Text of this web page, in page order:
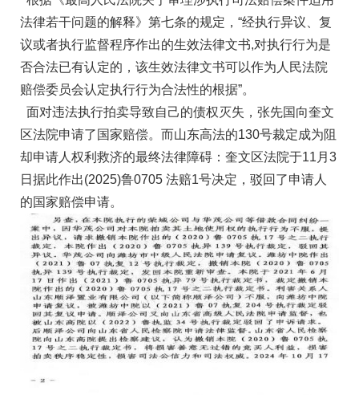
法律若干问题的解释》第七条的规定，“经执行异议、复
议或者执行监督程序作出的生效法律文书,对执行行为是
否合法已有认定的，该生效法律文书可以作为人民法院
赔偿委员会认定执行行为合法性的根据”。
面对违法执行拍卖导致自己的债权灭失，张先国向奎文
区法院申请了国家赔偿。而山东高法的130号裁定成为阻
却申请人权利救济的最终法律障碍：奎文区法院于11月3
日据此作出(2025)鲁0705 法赔1号决定，驳回了申请人
的国家赔偿申请。